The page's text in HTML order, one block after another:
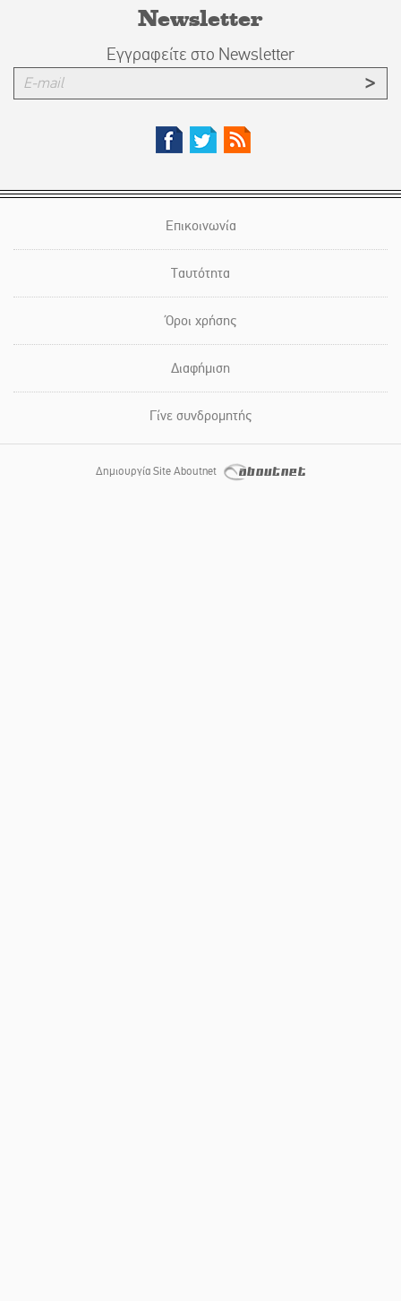
Newsletter
Εγγραφείτε στο Newsletter
Επικοινωνία
Ταυτότητα
Όροι χρήσης
Διαφήμιση
Γίνε συνδρομητής
Δημιουργία Site Aboutnet